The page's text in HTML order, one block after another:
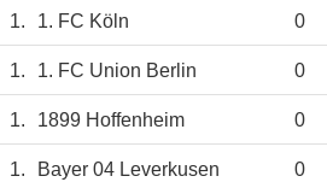
1. 1. FC Köln 0
1. 1. FC Union Berlin 0
1. 1899 Hoffenheim 0
1. Bayer 04 Leverkusen 0